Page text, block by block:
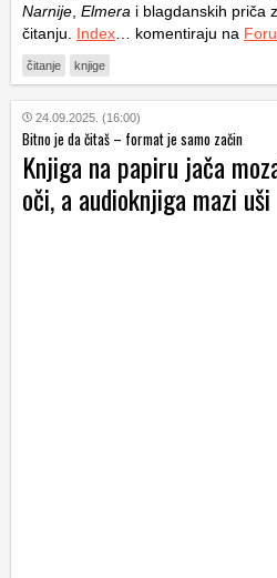
Narnije Elmera i blagdanskih priča
čitanju. Index … komentiraju na
čitanje knjige
24.09.2025. (16:00)
Bitno je da čitaš – format je samo začin
Knjiga na papiru jača
oči, a audioknjiga mazi uši